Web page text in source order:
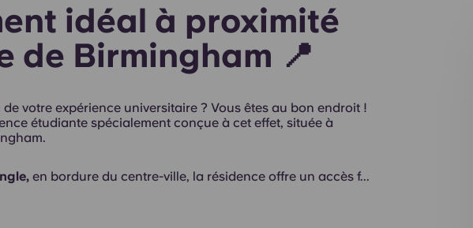
idéal à proximité
de Birmingham 📍
votre expérience universitaire ? Vous êtes au bon endroit !
étudiante spécialement conçue à cet effet, située à
en bordure du centre-ville, la résidence offre un accès f...